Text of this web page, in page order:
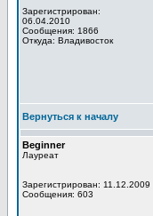
Зарегистрирован:
06.04.2010
Сообщения: 1866
Откуда: Владивосток
Вернуться к началу
Beginner
Лауреат
Зарегистрирован: 11.12.2009
Сообщения: 603